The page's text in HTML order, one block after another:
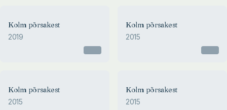
Kolm põrsakest
2019
Kolm põrsakest
2015
Kolm põrsakest
2015
Kolm põrsakest
2015